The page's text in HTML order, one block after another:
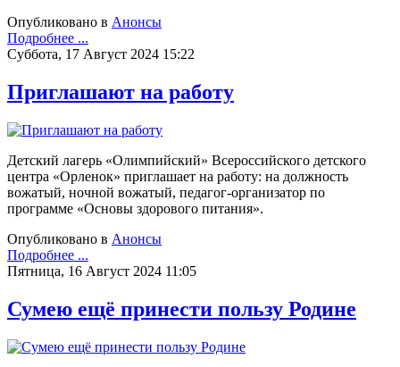
Опубликовано в Анонсы
Подробнее ...
Суббота, 17 Август 2024 15:22
Приглашают на работу
Детский лагерь «Олимпийский» Всероссийского детского
центра «Орленок» приглашает на работу: на должность
вожатый, ночной вожатый, педагог-организатор по
программе «Основы здорового питания».
Опубликовано в Анонсы
Подробнее ...
Пятница, 16 Август 2024 11:05
Сумею ещё принести пользу Родине